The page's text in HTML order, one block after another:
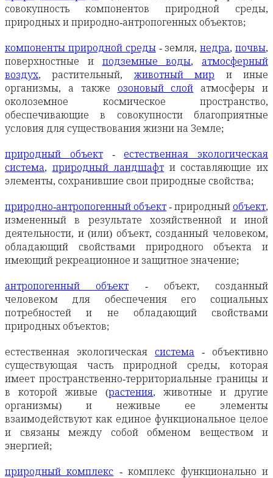
совокупность компонентов природной среды,
природных и природно-антропогенных объектов;
компоненты природной среды- земля,недра,почвы,
поверхностные и подземные воды, атмосферный
воздух, растительный, животный мир и иные
организмы, а также озоновый слой атмосферы и
околоземное космическое пространство,
обеспечивающие в совокупности благоприятные
условия для существования жизни на Земле;
природный объект-естественная экологическая
система, природный ландшафт и составляющие их
элементы, сохранившие свои природные свойства;
природно-антропогенный объект - природный объект,
измененный в результате хозяйственной и иной
деятельности, и (или) объект, созданный человеком,
обладающий свойствами природного объекта и
имеющий рекреационное и защитное значение;
антропогенный объект - объект, созданный
человеком для обеспечения его социальных
потребностей и не обладающий свойствами
природных объектов;
естественная экологическая система
- объективно
существующая часть природной среды, которая
имеет пространственно-территориальные границы и
в которой живые (растения, животные и другие
организмы) и неживые ее элементы
взаимодействуют как единое функциональное целое
и связаны между собой обменом веществом и
энергией;
природный комплекс - комплекс функционально и